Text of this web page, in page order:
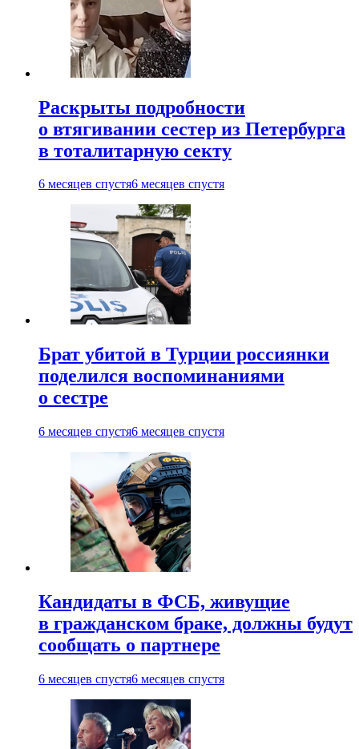
Раскрыты подробности
о втягивании сестер из Петербурга
в тоталитарную секту
6 месяцев спустя6 месяцев спустя
Брат убитой в Турции россиянки
поделился воспоминаниями
о сестре
6 месяцев спустя6 месяцев спустя
Кандидаты в ФСБ, живущие
в гражданском браке, должны будут
сообщать о партнере
6 месяцев спустя6 месяцев спустя